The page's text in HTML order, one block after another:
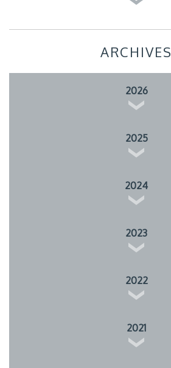
ARCHIVES
2026
2025
2024
2023
2022
2021